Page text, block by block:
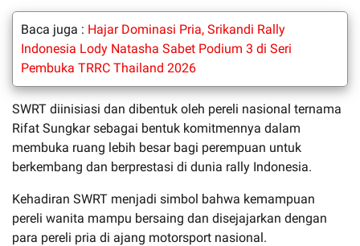
Baca juga : Hajar Dominasi Pria, Srikandi Rally
Indonesia Lody Natasha Sabet Podium 3 di Seri
Pembuka TRRC Thailand 2026
SWRT diinisiasi dan dibentuk oleh pereli nasional ternama
Rifat Sungkar sebagai bentuk komitmennya dalam
membuka ruang lebih besar bagi perempuan untuk
berkembang dan berprestasi di dunia rally Indonesia.
Kehadiran SWRT menjadi simbol bahwa kemampuan
pereli wanita mampu bersaing dan disejajarkan dengan
para pereli pria di ajang motorsport nasional.